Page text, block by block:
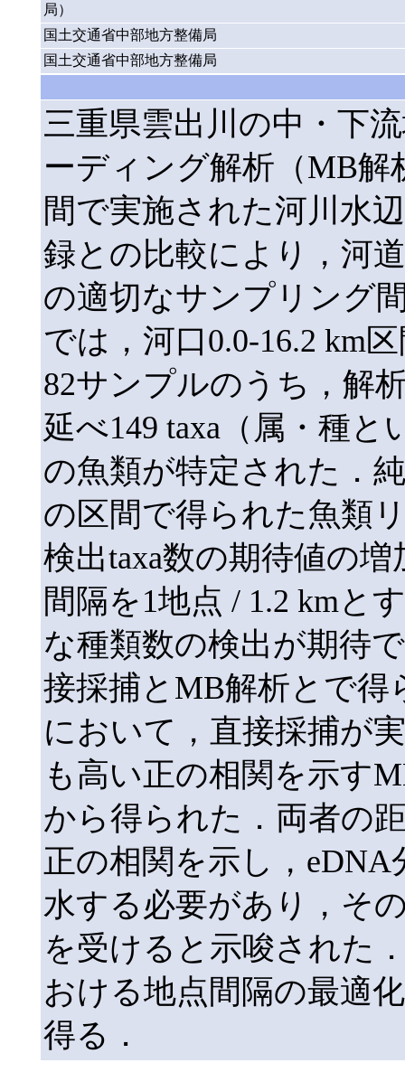
局）
国土交通省中部地方整備局
国土交通省中部地方整備局
三重県雲出川の中・下
ーディング解析（MB
間で実施された河川水
録との比較により，河
の適切なサンプリング
では，河口0.0-16.2 km
82サンプルのうち，解
延べ149 taxa（属・種
の魚類が特定された．
の区間で得られた魚類
検出taxa数の期待値の
間隔を1地点 / 1.2 kmと
な種類数の検出が期待
接採捕とMB解析とで得
において，直接採捕が
も高い正の相関を示す
から得られた．両者の
正の相関を示し，
水する必要があり，そ
を受けると示唆された
おける地点間隔の最適
得る．